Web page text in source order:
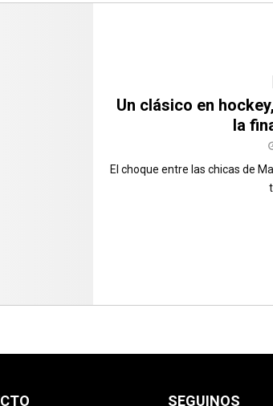
Un clásico en
la
El choque entre las chicas de
SEGUINOS